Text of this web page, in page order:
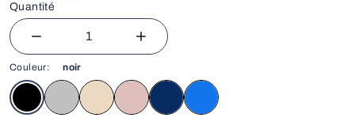
Quantité
Diminuer la quantité pour Lot de 4 Valises Grand
Augmenter la quantité pour Lot de 4
Couleur: noir